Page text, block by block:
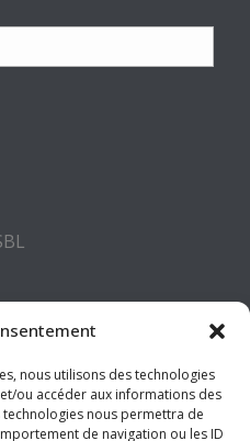
nous utilisons des technologies
ou accéder aux informations des
nous permettra de
de navigation ou les ID